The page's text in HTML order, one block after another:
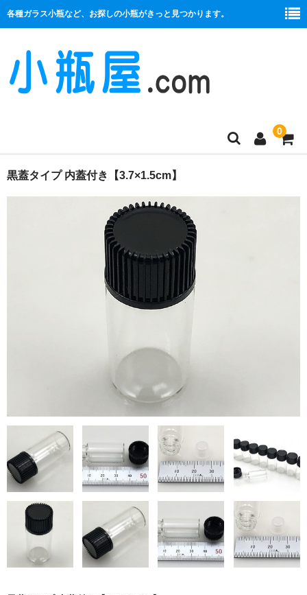
各種ガラス小瓶など、お探しの小瓶がきっと見つかります。
0
商品一覧
セット
ふた付き
単品
セット
黒蓋タイプ 内蓋付き【3.7×1.5cm】